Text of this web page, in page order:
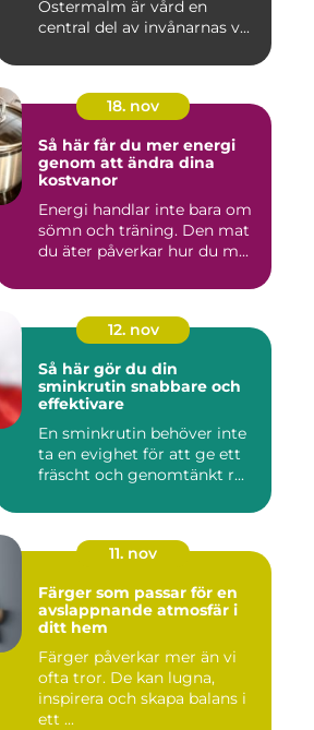
Östermalm är vård en
central del av invånarnas v...
18. nov
Så här får du mer energi
genom att ändra dina
kostvanor
Energi handlar inte bara om
sömn och träning. Den mat
du äter påverkar hur du m...
12. nov
Så här gör du din
sminkrutin snabbare och
effektivare
En sminkrutin behöver inte
ta en evighet för att ge ett
fräscht och genomtänkt r...
11. nov
Färger som passar för en
avslappnande atmosfär i
ditt hem
Färger påverkar mer än vi
ofta tror. De kan lugna,
inspirera och skapa balans i
ett ...